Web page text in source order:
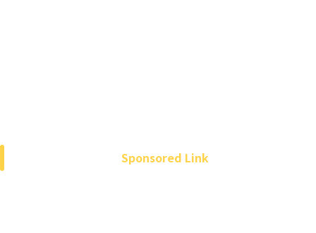
Sponsored Link